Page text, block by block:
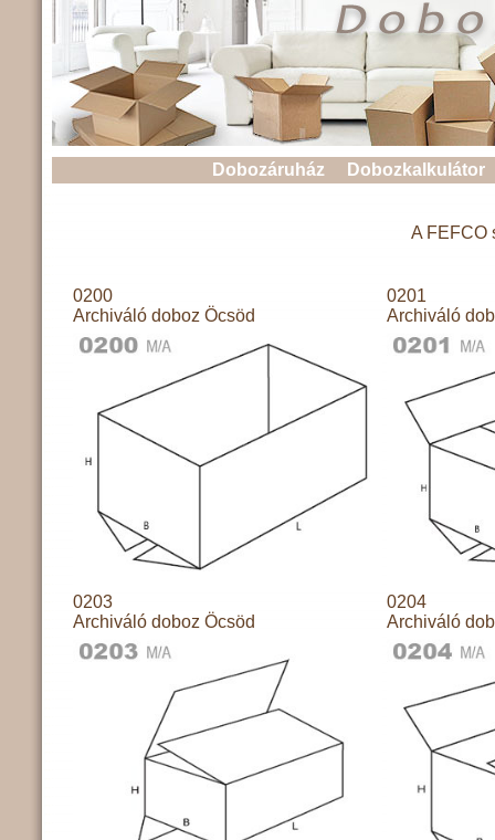
Dobozáruház Dobozkalkulátor
A FEFCO
0200
Archiváló doboz Öcsöd
0201
Archiváló
0203
Archiváló doboz Öcsöd
0204
Archiváló